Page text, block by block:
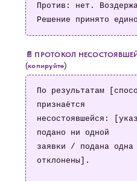
Против: нет.
Решение принято
📄 ПРОТОКОЛ
(копируйте)
По результатам
признаётся
несостоявшейся:
подано ни одной
заявки / подана
отклонены].